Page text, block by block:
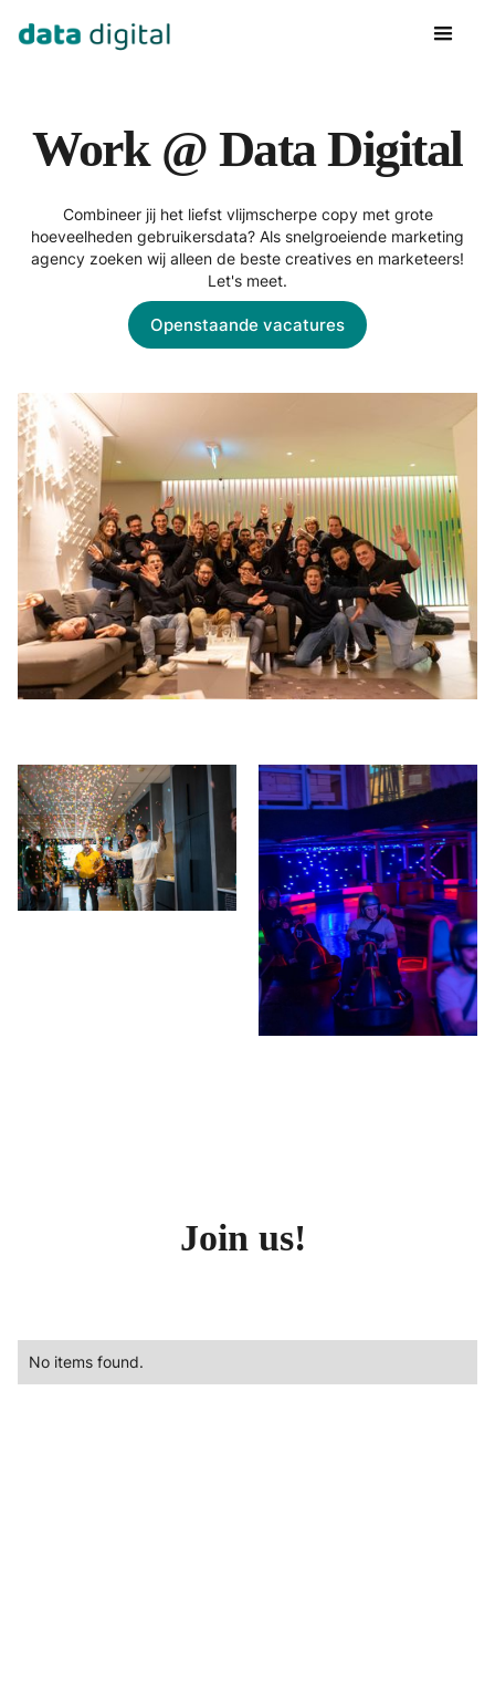
Work @ Data Digital
Combineer jij het liefst vlijmscherpe copy met grote
hoeveelheden gebruikersdata? Als snelgroeiende marketing
agency zoeken wij alleen de beste creatives en marketeers!
Let's meet.
Openstaande vacatures
Join us!
No items found.